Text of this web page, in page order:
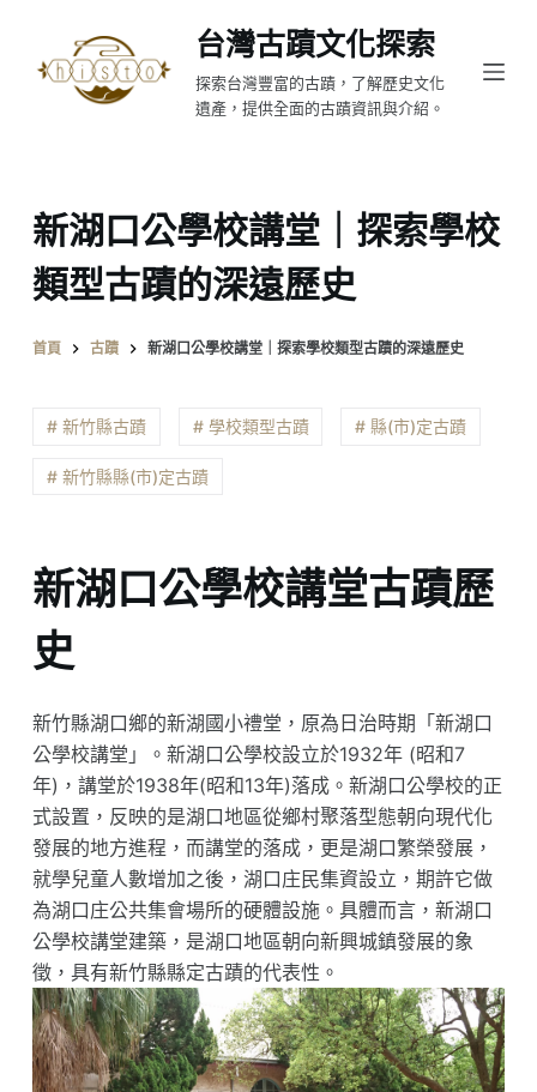
至
台灣古蹟文化探索
探索台灣豐富的古蹟，了解歷史文化
遺產，提供全面的古蹟資訊與介紹。
新湖口公學校講堂｜探索學校
類型古蹟的深遠歷史
首頁 古蹟 新湖口公學校講堂｜探索學校類型古蹟的深遠歷史
# 新竹縣古蹟 # 學校類型古蹟 # 縣(市)定古蹟
# 新竹縣縣(市)定古蹟
新湖口公學校講堂古蹟歷
史
新竹縣湖口鄉的新湖國小禮堂，原為日治時期「新湖口
公學校講堂」。新湖口公學校設立於1932年 (昭和7
年)，講堂於1938年(昭和13年)落成。新湖口公學校的正
式設置，反映的是湖口地區從鄉村聚落型態朝向現代化
發展的地方進程，而講堂的落成，更是湖口繁榮發展，
就學兒童人數增加之後，湖口庄民集資設立，期許它做
為湖口庄公共集會場所的硬體設施。具體而言，新湖口
公學校講堂建築，是湖口地區朝向新興城鎮發展的象
徵，具有新竹縣縣定古蹟的代表性。